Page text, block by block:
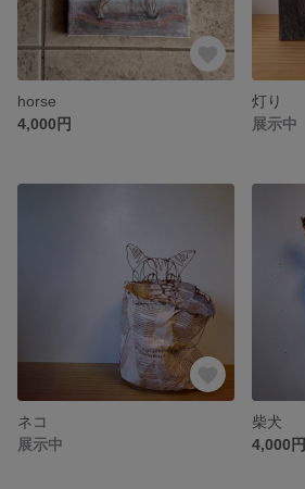
horse
4,000円
灯り
展示中
ネコ
展示中
柴犬
4,000円